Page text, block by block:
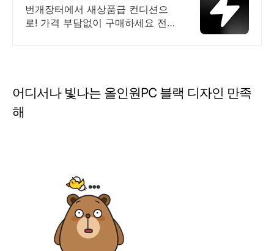
내 최대 브랜드 중고거래
번개장터에서 새상품급 컨디션으
로! 가격 부담없이 구매하세요 전
어디서나 빛나는 올인원PC 블랙 디자인 만족
해